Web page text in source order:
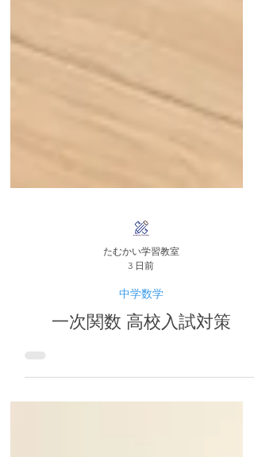
たむかい学習教室
3 日前
一次関数 高校入試対策